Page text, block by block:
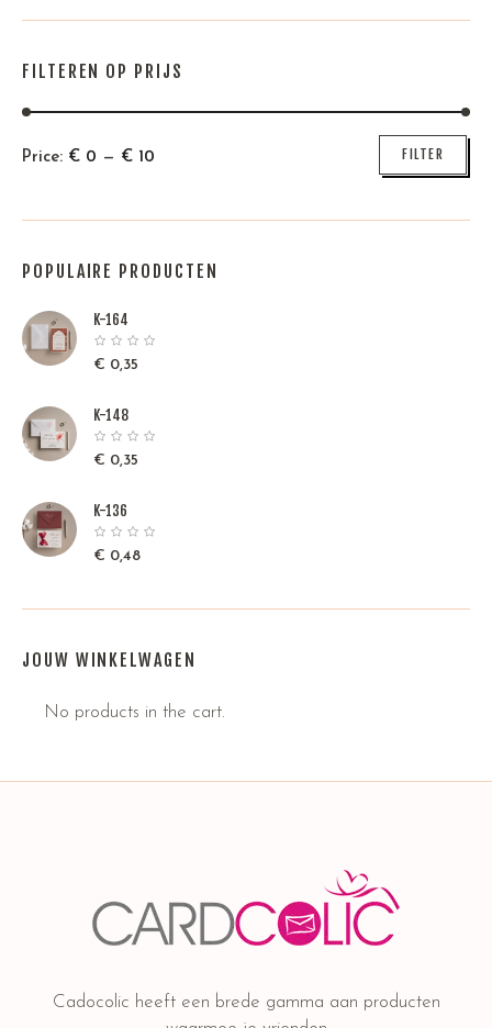
FILTEREN OP PRIJS
Min
Max
FILTER
Price: € 0 — € 10
POPULAIRE PRODUCTEN
K-164
€ 0,35
K-148
€ 0,35
K-136
€ 0,48
JOUW WINKELWAGEN
No products in the cart.
Cadocolic heeft een brede gamma aan producten